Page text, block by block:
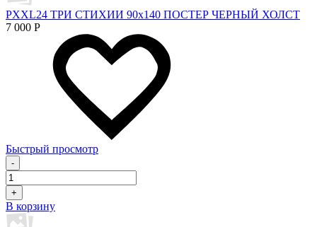
PXXL24 ТРИ СТИХИИ 90x140 ПОСТЕР ЧЕРНЫЙ ХОЛСТ
7 000 Р
Быстрый просмотр
-
+
В корзину